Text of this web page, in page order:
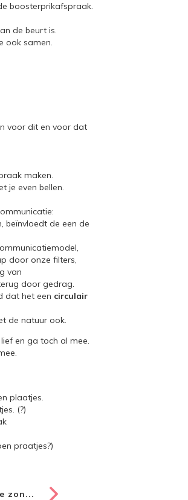
boosterprikafspraak.
de beurt is.
ook samen.
voor dit en voor dat
maken.
je even bellen.
beïnvloedt de een de
door onze filters,
van
door gedrag.
dat het een circulair
de natuur ook.
en ga toch al mee.
plaatjes.
(?)
praatjes?)
zon... →